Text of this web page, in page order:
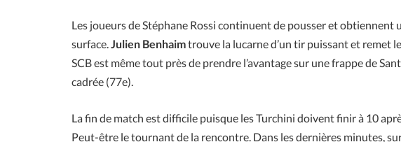
Les joueurs de Stéphane Rossi continuent de pousser et obtiennent
surface.Julien Benhaimtrouve la lucarne d’un tir puissant et remet
SCB est même tout près de prendre l’avantage sur une frappe de
cadrée (77e).
La fin de match est difficile puisque les Turchini doivent finir à 10
Peut-être le tournant de la rencontre. Dans les dernières minutes,